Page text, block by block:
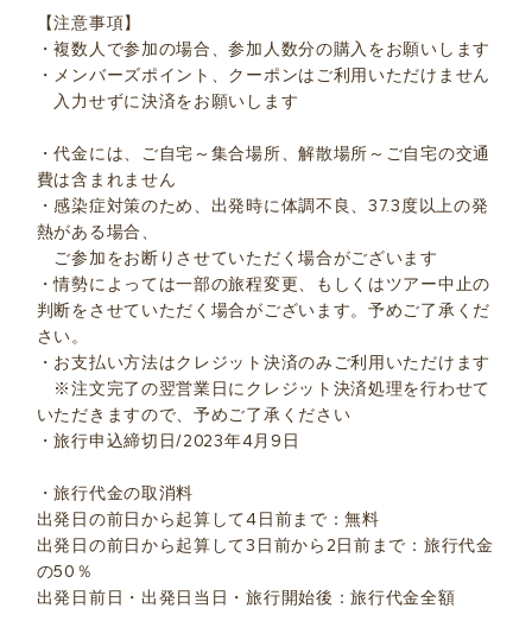
【注意事項】
・複数人で参加の場合、参加人数分の購入をお願いします
・メンバーズポイント、クーポンはご利用いただけません
入力せずに決済をお願いします
・代金には、ご自宅～集合場所、解散場所～ご自宅の交通
費は含まれません
・感染症対策のため、出発時に体調不良、37.3度以上の発
熱がある場合、
ご参加をお断りさせていただく場合がございます
・情勢によっては一部の旅程変更、もしくはツアー中止の
判断をさせていただく場合がございます。予めご了承くだ
さい。
・お支払い方法はクレジット決済のみご利用いただけます
※注文完了の翌営業日にクレジット決済処理を行わせて
いただきますので、予めご了承ください
・旅行申込締切日/2023年4月9日
・旅行代金の取消料
出発日の前日から起算して4日前まで：無料
出発日の前日から起算して3日前から2日前まで：旅行代金
の50％
出発日前日・出発日当日・旅行開始後：旅行代金全額